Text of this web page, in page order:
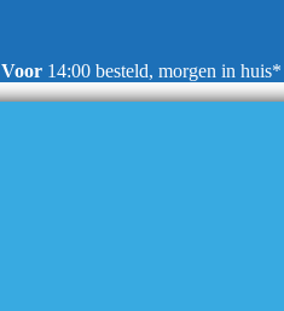
Voor 14:00 besteld, morgen in huis*